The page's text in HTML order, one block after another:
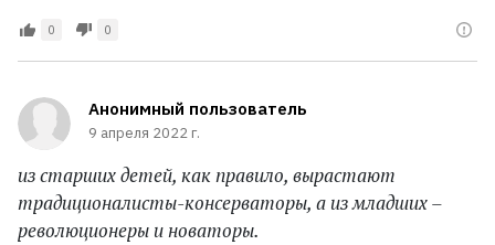
0 0
Анонимный пользователь
9 апреля 2022 г.
из старших детей, как правило, вырастают
традиционалисты-консерваторы, а из младших –
революционеры и новаторы.